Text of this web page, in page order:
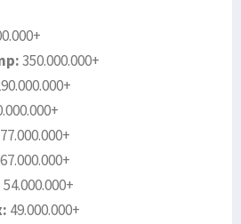
350.000.000+
77.000.000+
67.000.000+
54.000.000+
49.000.000+